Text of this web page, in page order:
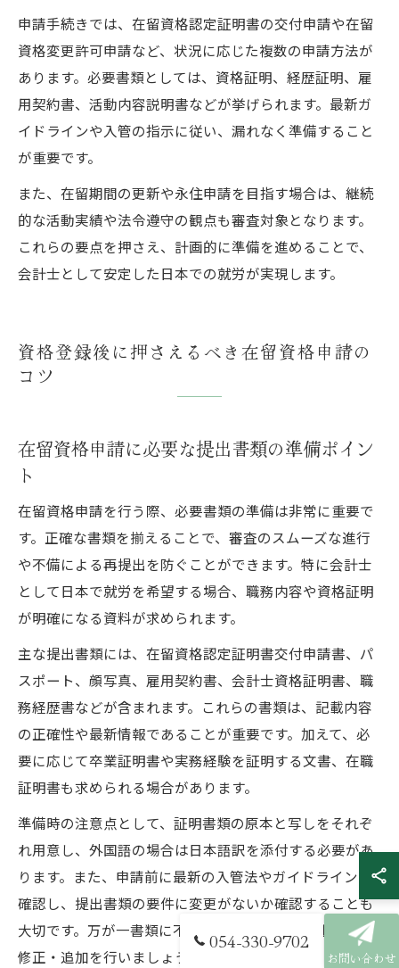
申請手続きでは、在留資格認定証明書の交付申請や在留
資格変更許可申請など、状況に応じた複数の申請方法が
あります。必要書類としては、資格証明、経歴証明、雇
用契約書、活動内容説明書などが挙げられます。最新ガ
イドラインや入管の指示に従い、漏れなく準備すること
が重要です。
また、在留期間の更新や永住申請を目指す場合は、継続
的な活動実績や法令遵守の観点も審査対象となります。
これらの要点を押さえ、計画的に準備を進めることで、
会計士として安定した日本での就労が実現します。
資格登録後に押さえるべき在留資格申請の
コツ
在留資格申請に必要な提出書類の準備ポイン
ト
在留資格申請を行う際、必要書類の準備は非常に重要で
す。正確な書類を揃えることで、審査のスムーズな進行
や不備による再提出を防ぐことができます。特に会計士
として日本で就労を希望する場合、職務内容や資格証明
が明確になる資料が求められます。
主な提出書類には、在留資格認定証明書交付申請書、パ
スポート、顔写真、雇用契約書、会計士資格証明書、職
務経歴書などが含まれます。これらの書類は、記載内容
の正確性や最新情報であることが重要です。加えて、必
要に応じて卒業証明書や実務経験を証明する文書、在職
証明書も求められる場合があります。
準備時の注意点として、証明書類の原本と写しをそれぞ
れ用意し、外国語の場合は日本語訳を添付する必要があ
ります。また、申請前に最新の入管法やガイドラインを
確認し、提出書類の要件に変更がないか確認することも
大切です。万が一書類に不備があった場合は、速やかに
修正・追加を行いましょう。
054-330-9702
お問い合わせ